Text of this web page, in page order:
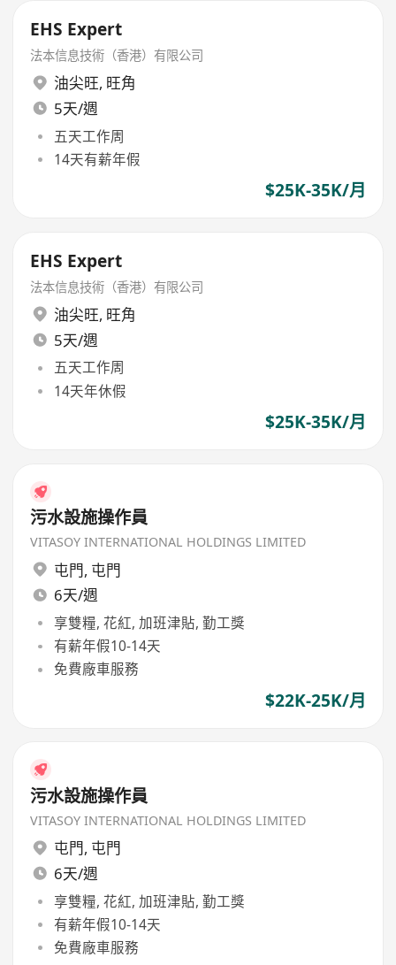
EHS Expert
法本信息技術（香港）有限公司
油尖旺, 旺角
5天/週
五天工作周
14天有薪年假
$25K-35K/月
EHS Expert
法本信息技術（香港）有限公司
油尖旺, 旺角
5天/週
五天工作周
14天年休假
$25K-35K/月
污水設施操作員
VITASOY INTERNATIONAL HOLDINGS LIMITED
屯門, 屯門
6天/週
享雙糧, 花紅, 加班津貼, 勤工獎
有薪年假10-14天
免費廠車服務
$22K-25K/月
污水設施操作員
VITASOY INTERNATIONAL HOLDINGS LIMITED
屯門, 屯門
6天/週
享雙糧, 花紅, 加班津貼, 勤工獎
有薪年假10-14天
免費廠車服務